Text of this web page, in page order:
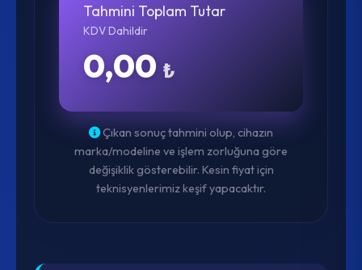
Tahmini Toplam Tutar
KDV Dahildir
0,00 ₺
Çıkan sonuç tahmini olup, cihazın
marka/modeline ve işlem zorluğuna göre
değişiklik gösterebilir. Kesin fiyat için
teknisyenlerimiz keşif yapacaktır.